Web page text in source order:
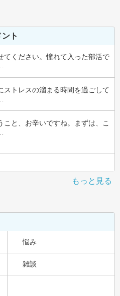
ト
てください。憧れて入った部活で
ストレスの溜まる時間を過ごして
と、お辛いですね。まずは、こ
もっと見る
悩み
雑談